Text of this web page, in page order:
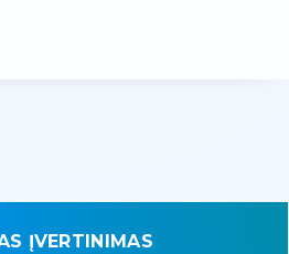
ĮVERTINIMAS